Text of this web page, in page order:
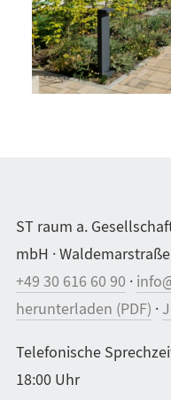
ST raum a.
mbH ·
+49 30 616 60 90 ·
herunterladen (PDF) ·
Telefonische
18:00 Uhr